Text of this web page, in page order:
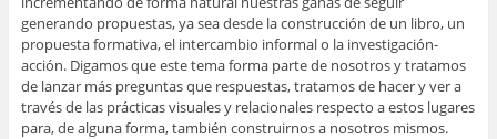
generando propuestas, ya sea desde la construcción de un libro, un
propuesta formativa, el intercambio informal o la investigación-
acción. Digamos que este tema forma parte de nosotros y tratamos
de lanzar más preguntas que respuestas, tratamos de hacer y ver a
través de las prácticas visuales y relacionales respecto a estos lugares
para, de alguna forma, también construirnos a nosotros mismos.